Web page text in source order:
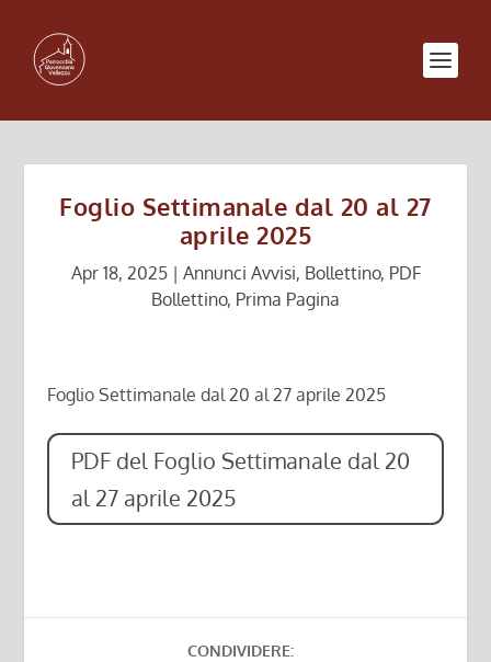
Foglio Settimanale dal 20 al 27
aprile 2025
Apr 18, 2025| Annunci Avvisi, Bollettino, PDF
Bollettino, Prima Pagina
Foglio Settimanale dal 20 al 27 aprile 2025
PDF del Foglio Settimanale dal 20
al 27 aprile 2025
CONDIVIDERE: